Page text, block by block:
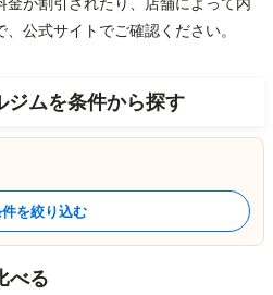
公式サイトでご確認ください。
ジムを条件から探す
を絞り込む
べる